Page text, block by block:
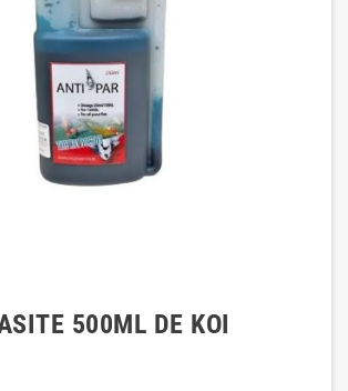
500ML DE KOI